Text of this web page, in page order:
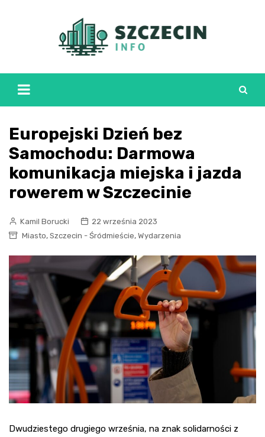
Europejski Dzień bez
Samochodu: Darmowa
komunikacja miejska i jazda
rowerem w Szczecinie
Kamil Borucki
22 września 2023
Miasto, Szczecin - Śródmieście, Wydarzenia
Dwudziestego drugiego września, na znak solidarności z